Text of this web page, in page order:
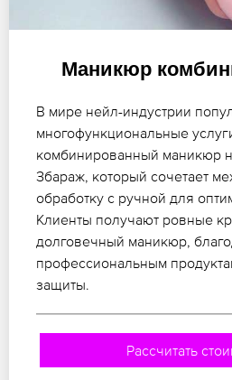
Маникюр
В мире нейл-индустрии
многофункциональные
комбинированный маникюр
Збараж, который сочетает
обработку с ручной для
Клиенты получают ровные
долговечный маникюр,
профессиональным
защиты.
Рассчитать